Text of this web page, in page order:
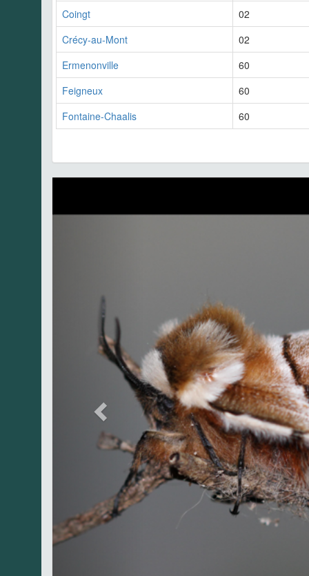
Coingt
02
Crécy-au-Mont
02
Ermenonville
60
Feigneux
60
Fontaine-Chaalis
60